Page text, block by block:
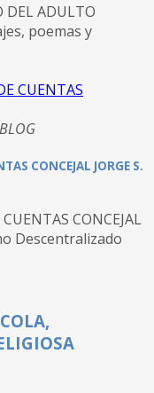
DEL ADULTO
poemas y
CONCEJAL JORGE S.
CONCEJAL
Descentralizado